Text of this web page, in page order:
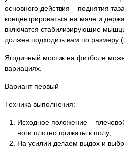
основного действия – поднятия
концентрироваться на мяче и
включатся стабилизирующие
должен подходить вам по размеру
Ягодичный мостик на фитболе
вариациях.
Вариант первый
Техника выполнения:
Исходное положение –
ноги плотно прижаты к полу;
На усилии делаем выдох и